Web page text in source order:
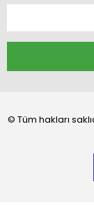
© Tüm hakları